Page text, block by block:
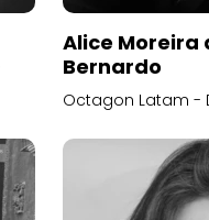
Alice
Bernardo
Octagon Latam -